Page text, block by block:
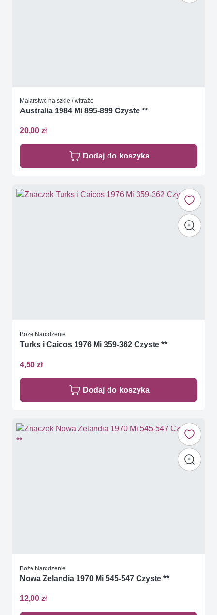
Malarstwo na szkle / witraże
Australia 1984 Mi 895-899 Czyste **
20,00 zł
Dodaj do koszyka
Boże Narodzenie
Turks i Caicos 1976 Mi 359-362 Czyste **
4,50 zł
Dodaj do koszyka
Boże Narodzenie
Nowa Zelandia 1970 Mi 545-547 Czyste **
12,00 zł